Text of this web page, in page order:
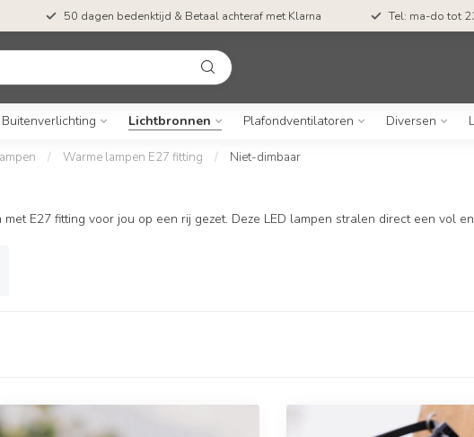
50 dagen bedenktijd & Betaal achteraf met Klarna Tel: ma-do tot
Buitenverlichting Lichtbronnen Plafondventilatoren Diversen
/ Warme lampen E27 fitting / Niet-dimbaar
E27 fitting voor jou op een rij gezet. Deze LED lampen stralen direct een vol